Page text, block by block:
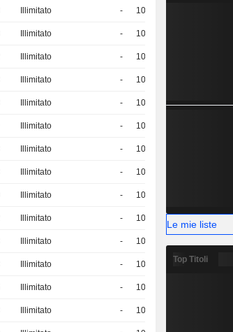
Illimitato - 100
Illimitato - 100
Illimitato - 100
Illimitato - 100
Illimitato - 100 23,19EUR
Illimitato - 100
Illimitato - 100
Illimitato - 100
Illimitato - 100
Illimitato - 100
Illimitato - 100
Illimitato - 100 23,37
Illimitato - 100
Illimitato - 100
Le mie liste
Top Titoli